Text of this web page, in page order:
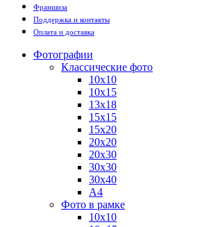
Франшиза
Поддержка и контакты
Оплата и доставка
Фотографии
Классические фото
10х10
10х15
13х18
15х15
15х20
20х20
20х30
30х30
30х40
А4
Фото в рамке
10х10